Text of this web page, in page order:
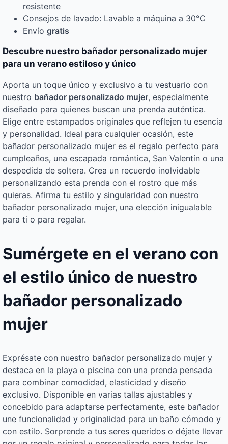
resistente
Consejos de lavado: Lavable a máquina a 30°C
Envío gratis
Descubre nuestro bañador personalizado mujer
para un verano estiloso y único
Aporta un toque único y exclusivo a tu vestuario con
nuestro bañador personalizado mujer, especialmente
diseñado para quienes buscan una prenda auténtica.
Elige entre estampados originales que reflejen tu esencia
y personalidad. Ideal para cualquier ocasión, este
bañador personalizado mujer es el regalo perfecto para
cumpleaños, una escapada romántica, San Valentín o una
despedida de soltera. Crea un recuerdo inolvidable
personalizando esta prenda con el rostro que más
quieras. Afirma tu estilo y singularidad con nuestro
bañador personalizado mujer, una elección inigualable
para ti o para regalar.
Sumérgete en el verano con
el estilo único de nuestro
bañador personalizado
mujer
Exprésate con nuestro bañador personalizado mujer y
destaca en la playa o piscina con una prenda pensada
para combinar comodidad, elasticidad y diseño
exclusivo. Disponible en varias tallas ajustables y
concebido para adaptarse perfectamente, este bañador
une funcionalidad y originalidad para un baño cómodo y
con estilo. Sorprende a tus seres queridos o déjate llevar